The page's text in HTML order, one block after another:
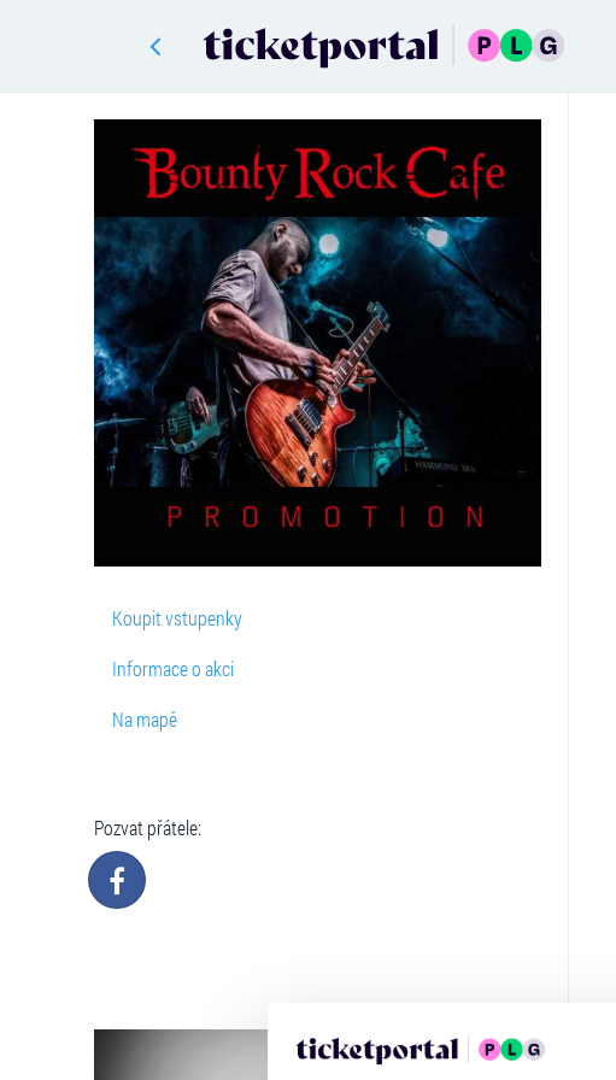
Koupit vstupenky
Informace o akci
Na mapě
Pozvat přátele: